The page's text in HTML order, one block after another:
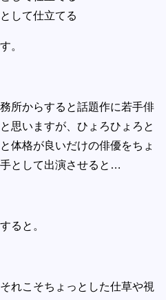
して仕立てる
。
所からすると話題作に若手俳
思いますが、ひょろひょろと
体格が良いだけの俳優をちょ
として出演させると…
ると。
れこそちょっとした仕草や視